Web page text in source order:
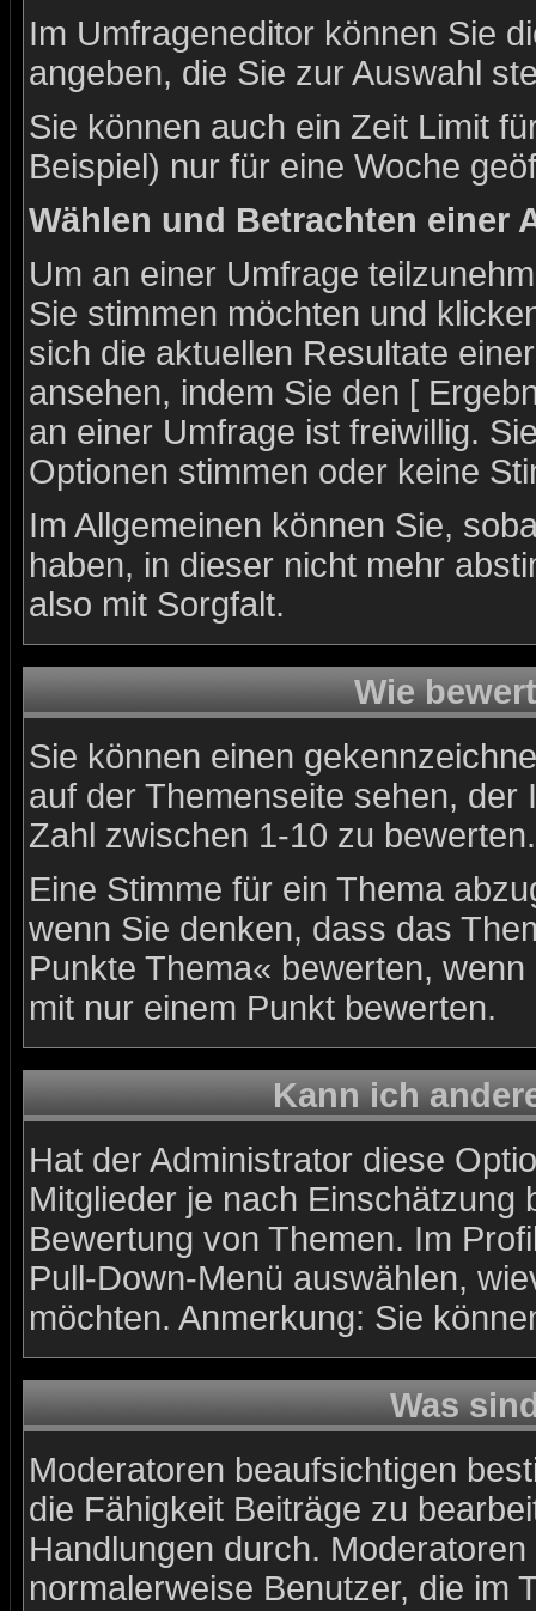
Im Umfrageneditor können Sie
angeben, die Sie zur Auswahl
Sie können auch ein Zeit Limit
Beispiel) nur für eine Woche
Wählen und Betrachten einer
Um an einer Umfrage
Sie stimmen möchten und
sich die aktuellen Resultate
ansehen, indem Sie den [
an einer Umfrage ist freiwillig.
Optionen stimmen oder keine
Im Allgemeinen können Sie,
haben, in dieser nicht mehr
also mit Sorgfalt.
Wie
Sie können einen
auf der Themenseite sehen,
Zahl zwischen 1-10 zu bewerten.
Eine Stimme für ein Thema
wenn Sie denken, dass das
Punkte Thema« bewerten,
mit nur einem Punkt bewerten.
Kann ich
Hat der Administrator diese
Mitglieder je nach Einschätzung
Bewertung von Themen. Im
Pull-Down-Menü auswählen,
möchten. Anmerkung: Sie
Was
Moderatoren beaufsichtigen
die Fähigkeit Beiträge zu
Handlungen durch.
normalerweise Benutzer, die im